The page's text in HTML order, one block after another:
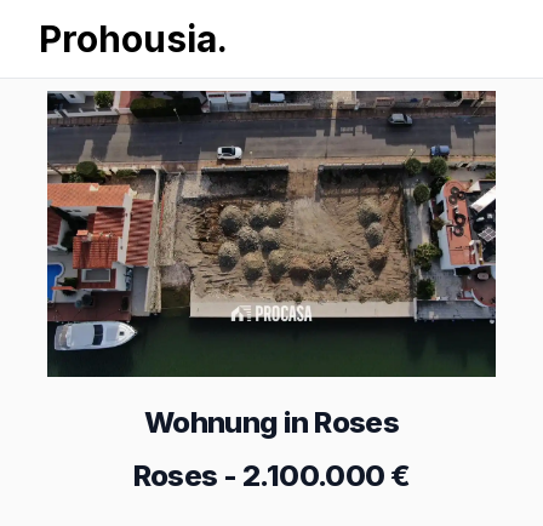
Prohousia.
Wohnung in Roses
Roses - 2.100.000 €